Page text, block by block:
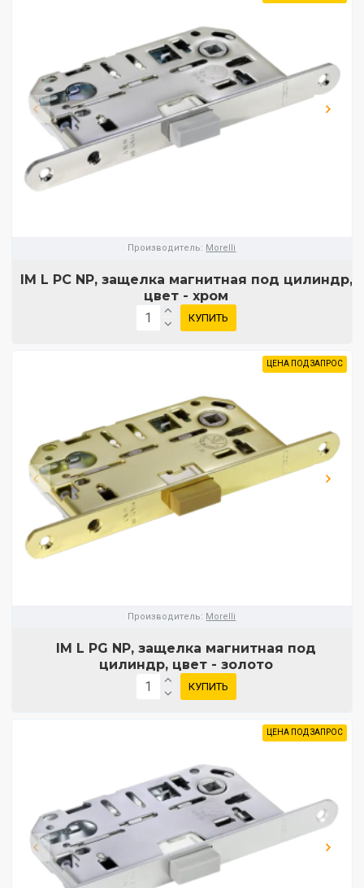
Производитель: Morelli
IM L PC NP, защелка магнитная под цилиндр,
цвет - хром
КУПИТЬ
ЦЕНА ПОД ЗАПРОС
Производитель: Morelli
IM L PG NP, защелка магнитная под
цилиндр, цвет - золото
КУПИТЬ
ЦЕНА ПОД ЗАПРОС